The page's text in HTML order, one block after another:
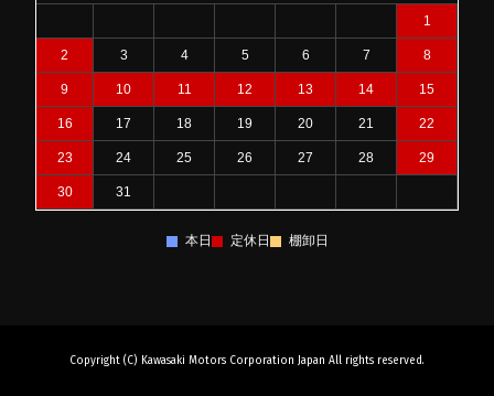
1
2 3 4 5 6 7 8
9 10 11 12 13 14 15
16 17 18 19 20 21 22
23 24 25 26 27 28 29
30 31
本日 定休日 棚卸日
Copyright (C) Kawasaki Motors Corporation Japan All rights reserved.